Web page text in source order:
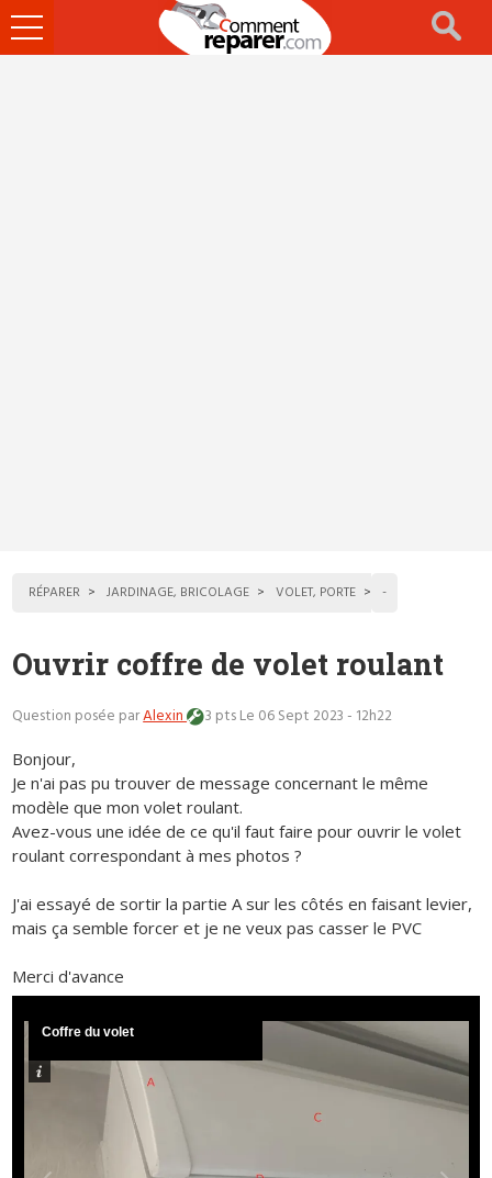
Ouvrir
le
RÉPARER JARDINAGE, BRICOLAGE VOLET, PORTE -
Ouvrir coffre de volet roulant
Question posée parAlexin 3 ptsLe 06 Sept 2023 - 12h22
Bonjour,
Je n'ai pas pu trouver de message concernant le même
modèle que mon volet roulant.
Avez-vous une idée de ce qu'il faut faire pour ouvrir le volet
roulant correspondant à mes photos ?
J'ai essayé de sortir la partie A sur les côtés en faisant levier,
mais ça semble forcer et je ne veux pas casser le PVC
Merci d'avance
Coffre du volet